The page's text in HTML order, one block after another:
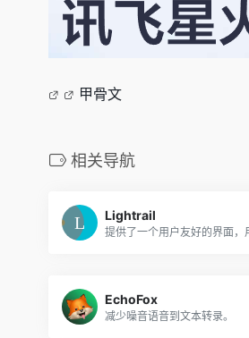
甲骨文
相关导航
Lightrail
EchoFox
减少噪音语音到文本转录。